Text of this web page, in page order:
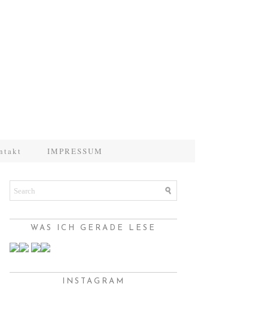
IMPRESSUM
WAS ICH GERADE LESE
INSTAGRAM